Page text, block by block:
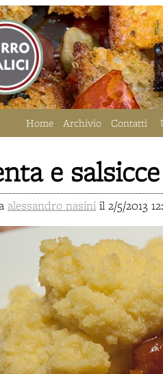
Home Archivio Contatti
e salsicce
alessandro nasini il 2/5/2013